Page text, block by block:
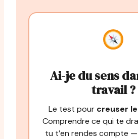
Ai-je du sens
travail ?
Le test pour creuser
Comprendre ce qui te
tu t’en rendes compte